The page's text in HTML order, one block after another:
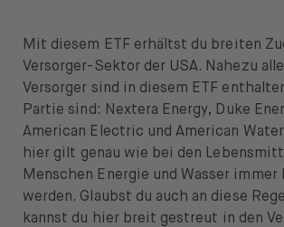
Mit diesem ETF erhältst du breiten
Versorger-Sektor der USA. Nahezu
Versorger sind in diesem ETF
Partie sind: Nextera Energy, Duke
American Electric und American
hier gilt genau wie bei den
Menschen Energie und Wasser immer
werden. Glaubst du auch an diese
kannst du hier breit gestreut in den